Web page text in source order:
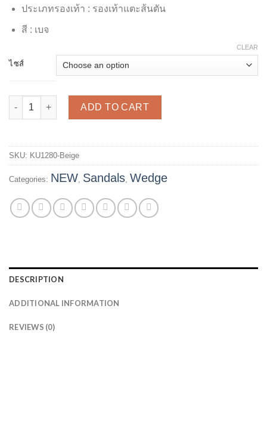
ประเภทรองเท้า : รองเท้าแตะส้นตัน
สี : เบจ
ไซส์
CLEAR
รองเท้าแตะส้นตัน รุ่น KU1280 - Beige quantity
ADD TO CART
SKU: KU1280-Beige
Categories: NEW Sandals Wedge
DESCRIPTION
ADDITIONAL INFORMATION
REVIEWS (0)